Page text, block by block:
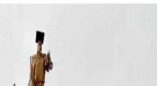
广场舞蹈
数字文化云